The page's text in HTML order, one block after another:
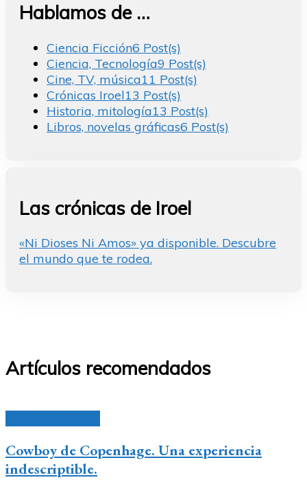
Hablamos de …
Ciencia Ficción6 Post(s)
Ciencia, Tecnología9 Post(s)
Cine, TV, música11 Post(s)
Crónicas Iroel13 Post(s)
Historia, mitología13 Post(s)
Libros, novelas gráficas6 Post(s)
Las crónicas de Iroel
«Ni Dioses Ni Amos» ya disponible. Descubre
el mundo que te rodea.
Artículos recomendados
Cowboy de Copenhage. Una experiencia
indescriptible.